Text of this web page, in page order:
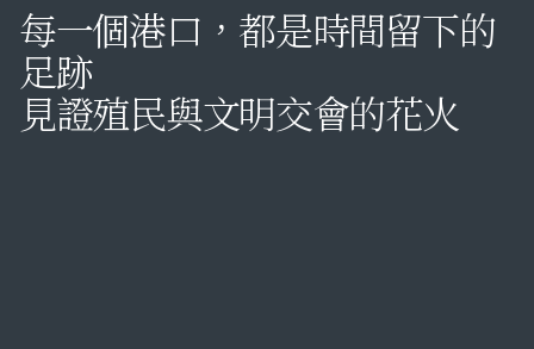
每一個港口，都是時間留下的
足跡
見證殖民與文明交會的花火